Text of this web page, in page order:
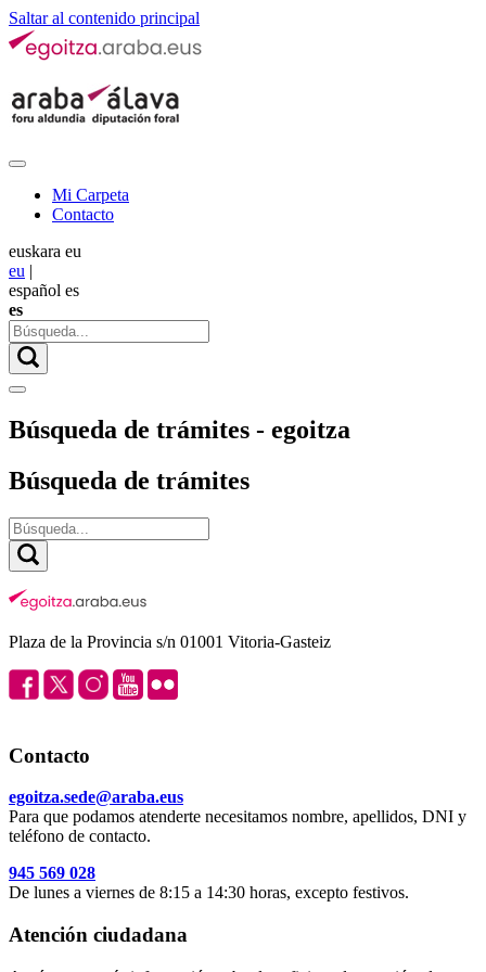
Saltar al contenido principal
Mi Carpeta
Contacto
euskara eu
eu |
español es
es
Búsqueda de trámites - egoitza
Búsqueda de trámites
Plaza de la Provincia s/n 01001 Vitoria-Gasteiz
Contacto
egoitza.sede@araba.eus
Para que podamos atenderte necesitamos nombre, apellidos, DNI y
teléfono de contacto.
945 569 028
De lunes a viernes de 8:15 a 14:30 horas, excepto festivos.
Atención ciudadana